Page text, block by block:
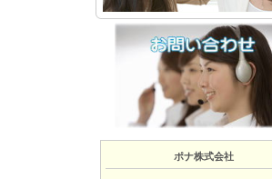
ポナ株式会社